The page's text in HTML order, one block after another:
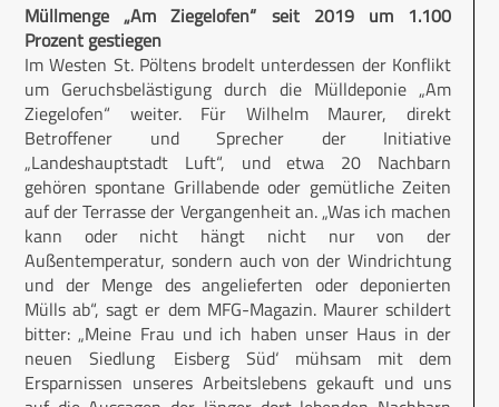
Müllmenge „Am Ziegelofen“ seit 2019 um 1.100
Prozent gestiegen
Im Westen St. Pöltens brodelt unterdessen der Konflikt
um Geruchsbelästigung durch die Mülldeponie „Am
Ziegelofen“ weiter. Für Wilhelm Maurer, direkt
Betroffener und Sprecher der Initiative
„Landeshauptstadt Luft“, und etwa 20 Nachbarn
gehören spontane Grill­abende oder gemütliche Zeiten
auf der Terrasse der Vergangenheit an. „Was ich machen
kann oder nicht hängt nicht nur von der
Außentemperatur, sondern auch von der Windrichtung
und der Menge des angelieferten oder deponierten
Mülls ab“, sagt er dem MFG-Magazin. Maurer schildert
bitter: „Meine Frau und ich haben unser Haus in der
neuen Siedlung ‚Eisberg Süd‘ mühsam mit dem
Ersparnissen unseres Arbeitslebens gekauft und uns